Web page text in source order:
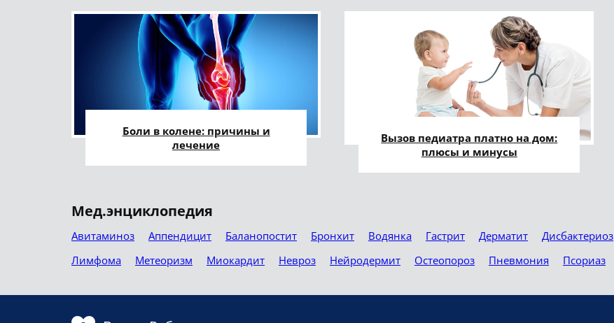
Боли в колене: причины и
лечение
Вызов педиатра платно на дом:
плюсы и минусы
Мед.энциклопедия
Авитаминоз Аппендицит Баланопостит Бронхит Водянка Гастрит Дерматит Дисбактериоз
Лимфома
Метеоризм Миокардит Невроз Нейродермит Остеопороз Пневмония Псориаз